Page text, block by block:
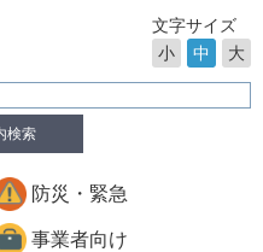
検索
文字サイズ
小
中 大
防災・緊急
事業者向け